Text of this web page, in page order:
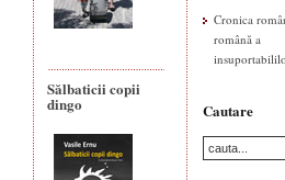
Sălbaticii copii
dingo
Cronica
română a
Cautare